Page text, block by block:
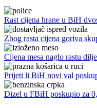
Rast cijena hrane u BiH
Zbog rasta cijena goriva
Cijena mesa naglo rastu
Prijeti li BiH novi val
Dizel u FBiH poskupio za